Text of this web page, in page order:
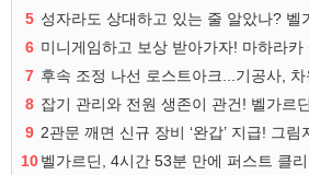
5 성자라도 상대하고 있는 줄 알았나? 벨
6 미니게임하고 보상 받아가자! 마하라
7 후속 조정 나선 로스트아크...기공사,
8
9 2관문 깨면 신규 장비 ‘완갑’ 지급! 그
10벨가르딘, 4시간 53분 만에 퍼스트 클